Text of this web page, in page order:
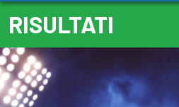
RISULTATI